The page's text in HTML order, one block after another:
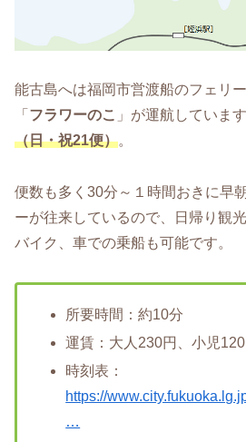
能古島へは福岡市営渡船のフェリー
「 フラワーのこ 」が運航していま
（日・祝21便）。
便数も多く30分～１時間おきに早
ーが往来しているので、日帰り観
バイク、車での乗船も可能です。
所要時間：約10分
運賃：大人230円、小児120
時刻表：
https://
…